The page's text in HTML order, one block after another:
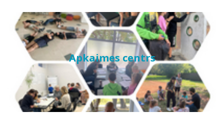
Apkaimes centrs